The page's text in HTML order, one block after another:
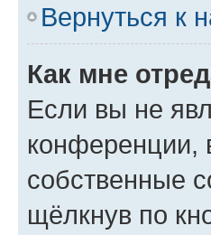
Вернуться к
Как мне
Если вы не
конференции,
собственные
щёлкнув по